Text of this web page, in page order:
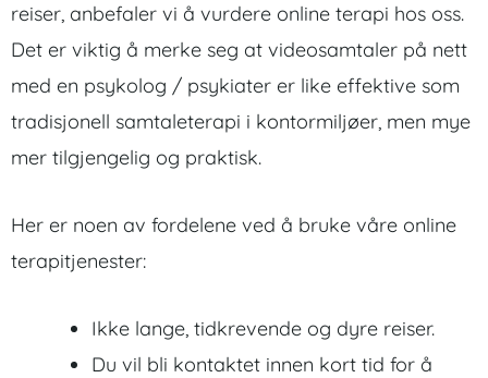
reiser, anbefaler vi å vurdere online terapi hos oss.
Det er viktig å merke seg at videosamtaler på nett
med en psykolog / psykiater er like effektive som
tradisjonell samtaleterapi i kontormiljøer, men mye
mer tilgjengelig og praktisk.
Her er noen av fordelene ved å bruke våre online
terapitjenester:
Ikke lange, tidkrevende og dyre reiser.
Du vil bli kontaktet innen kort tid for å